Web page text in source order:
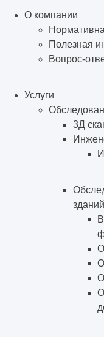
О компании
Полезная
Вопрос-
Услуги
3Д
зданий